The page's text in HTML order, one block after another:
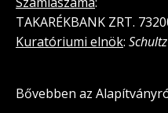
TAKARÉKBANK ZRT.
Kuratóriumi elnök:
Bővebben az